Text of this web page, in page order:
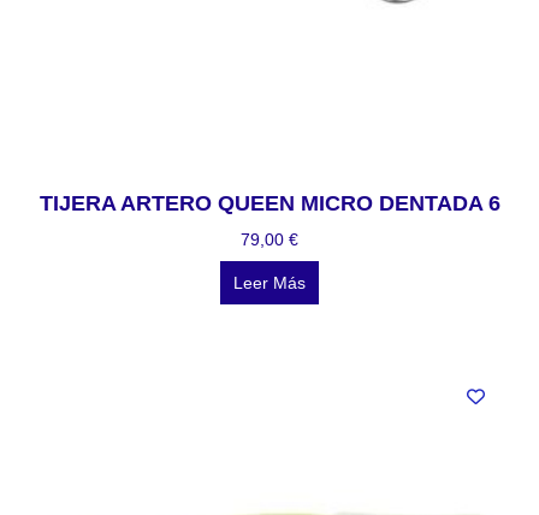
TIJERA ARTERO QUEEN MICRO DENTADA 6
79,00 €
Leer Más